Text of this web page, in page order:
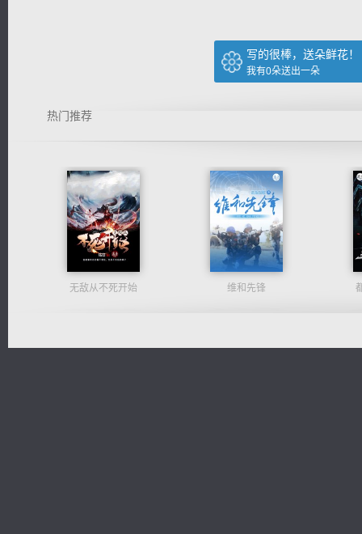
写的很棒，送朵鲜花！
我有0朵送出一朵
热门推荐
无敌从不死开始 维和先锋